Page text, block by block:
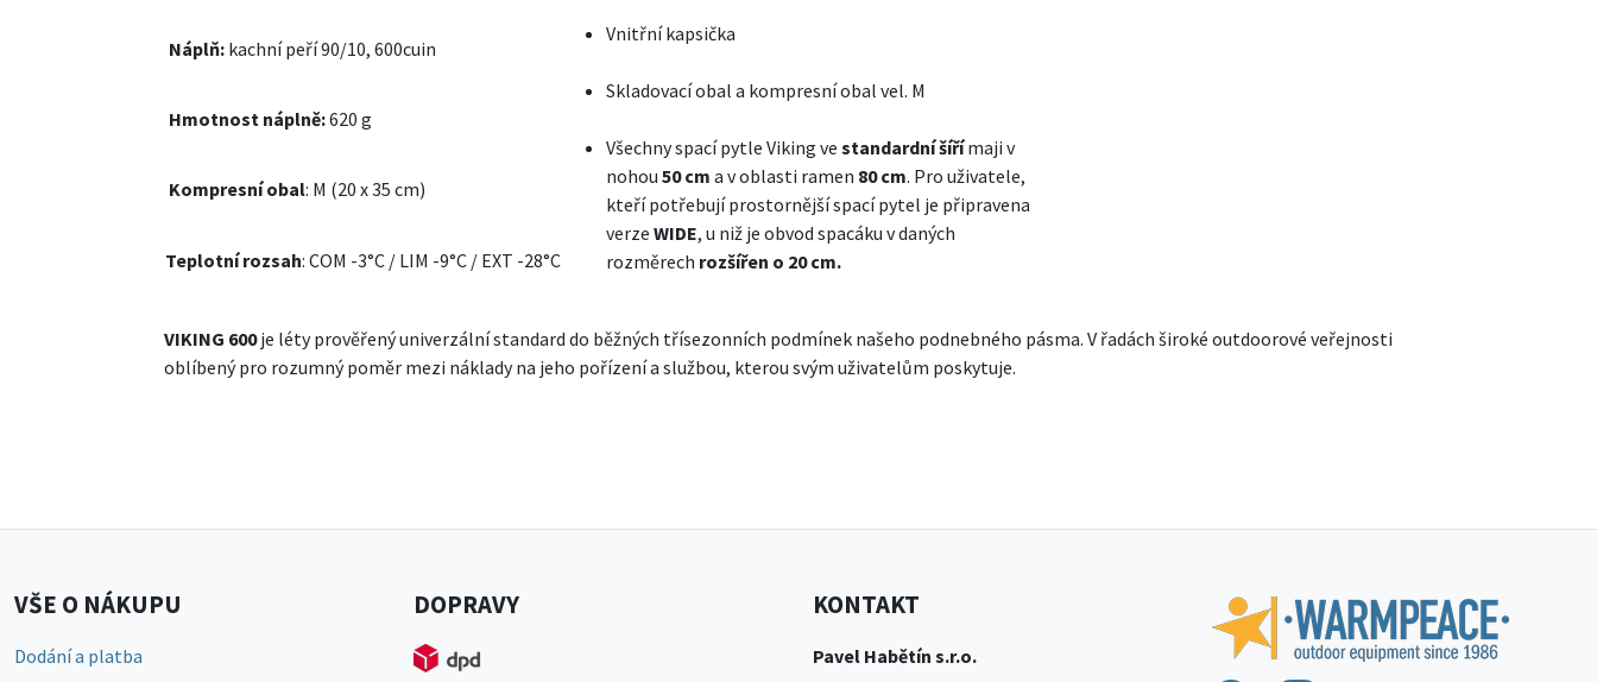
Vnitřní kapsička
Skladovací obal a kompresní obal vel. M
Všechny spací pytle Viking ve standardní šířímaji v
nohou 50 cm a v oblasti ramen 80 cm. Pro uživatele,
kteří potřebují prostornější spací pytel je připravena
verze WIDE, u niž je obvod spacáku v daných
rozměrech rozšířen o 20 cm.
Náplň: kachní peří 90/10, 600cuin
Hmotnost náplně:620 g
Kompresní obal: M (20 x 35 cm)
Teplotní rozsah: COM -3°C / LIM -9°C / EXT -28°C
VIKING 600je léty prověřený univerzální standard do běžných třísezonních podmínek našeho podnebného pásma. V řadách široké outdoorové veřejnosti
oblíbený pro rozumný poměr mezi náklady na jeho pořízení a službou, kterou svým uživatelům poskytuje.
VŠE O NÁKUPU
Dodání a platba
DOPRAVY KONTAKT
Pavel Habětín s.r.o.